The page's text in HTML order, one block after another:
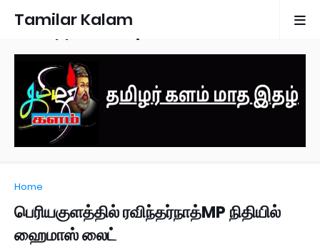
Tamilar Kalam
Monthly Magazine
Home
பெரியகுளத்தில் ரவிந்தர்நாத்MP நிதியில்
ஹைமாஸ் லைட்